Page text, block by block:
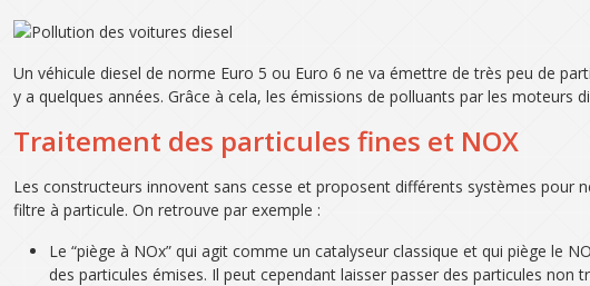
Un véhicule diesel de norme Euro 5 ou Euro 6 ne va émettre de très peu de
y a quelques années. Grâce à cela, les émissions de polluants par les moteurs
Traitement des particules fines et NOX
Les constructeurs innovent sans cesse et proposent différents systèmes pour
filtre à particule. On retrouve par exemple :
Le “piège à NOx” qui agit comme un catalyseur classique et qui piège le
des particules émises. Il peut cependant laisser passer des particules non